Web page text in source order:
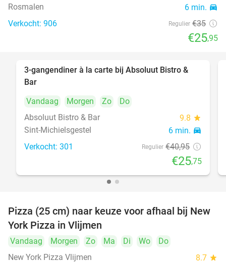
Rosmalen 6 min. directions_car
Verkocht: 906 Regulier €35
€25,95
37%
3-gangendiner à la carte bij Absoluut Bistro &
Bar
Vandaag
Morgen Zo
Do
Absoluut Bistro & Bar
9.8 star
Sint-Michielsgestel 6 min. directions_car
Verkocht: 301 Regulier €40,95
€25,75
55%
Pizza (25 cm) naar keuze voor afhaal bij New
York Pizza in Vlijmen
Vandaag Morgen Zo Ma Di Wo
Do
New York Pizza Vlijmen
8.7 star